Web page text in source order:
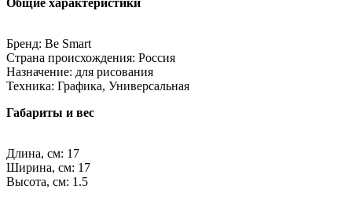
Бренд: Be Smart
Страна происхождения: Россия
Назначение: для рисования
Техника: Графика, Универсальная
Габариты и вес
Длина, см: 17
Ширина, см: 17
Высота, см: 1.5